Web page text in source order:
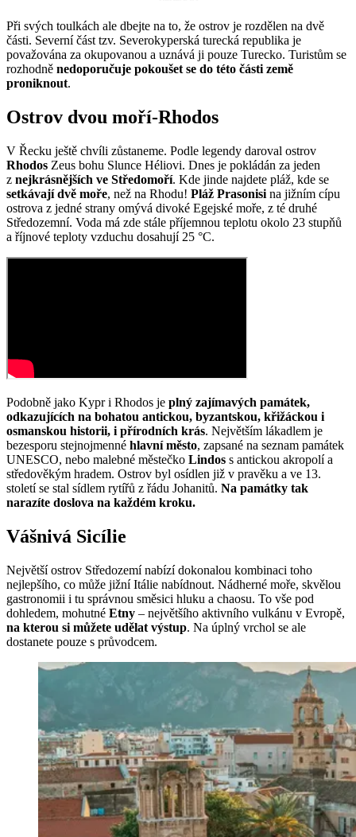
Při svých toulkách ale dbejte na to, že ostrov je rozdělen na dvě
části. Severní část tzv. Severokyperská turecká republika je
považována za okupovanou a uznává ji pouze Turecko. Turistům se
rozhodně nedoporučuje pokoušet se do této části země
proniknout.
Ostrov dvou moří-Rhodos
V Řecku ještě chvíli zůstaneme. Podle legendy daroval ostrov
Rhodos Zeus bohu Slunce Héliovi. Dnes je pokládán za jeden
z nejkrásnějších ve Středomoří. Kde jinde najdete pláž, kde se
setkávají dvě moře, než na Rhodu! Pláž Prasonisi na jižním cípu
ostrova z jedné strany omývá divoké Egejské moře, z té druhé
Středozemní. Voda má zde stále příjemnou teplotu okolo 23 stupňů
a říjnové teploty vzduchu dosahují 25 °C.
Podobně jako Kypr i Rhodos je plný zajímavých památek,
odkazujících na bohatou antickou, byzantskou, křižáckou i
osmanskou historii, i přírodních krás. Největším lákadlem je
bezesporu stejnojmenné hlavní město, zapsané na seznam památek
UNESCO, nebo malebné městečko Lindos s antickou akropolí a
středověkým hradem. Ostrov byl osídlen již v pravěku a ve 13.
století se stal sídlem rytířů z řádu Johanitů. Na památky tak
narazíte doslova na každém kroku.
Vášnivá Sicílie
Největší ostrov Středozemí nabízí dokonalou kombinaci toho
nejlepšího, co může jižní Itálie nabídnout. Nádherné moře, skvělou
gastronomii i tu správnou směsici hluku a chaosu. To vše pod
dohledem, mohutné Etny – největšího aktivního vulkánu v Evropě,
na kterou si můžete udělat výstup. Na úplný vrchol se ale
dostanete pouze s průvodcem.